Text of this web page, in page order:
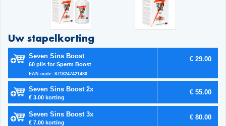
Uw stapelkorting
Seven Sins Boost
60 pils for Sperm Boost
EAN code: 8718247421480
€ 29.00
Seven Sins Boost 2x
€ 3.00 korting
€ 55.00
Seven Sins Boost 3x
€ 7.00 korting
€ 80.00